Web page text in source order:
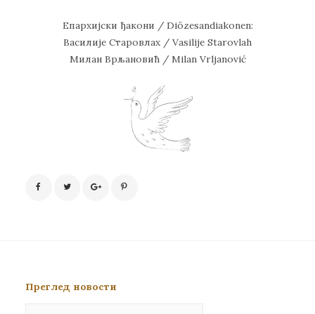
Епархијски ђакони / Diözesandiakonen:
Василије Старовлах / Vasilije Starovlah
Милан Врљановић / Milan Vrljanović
Преглед новости